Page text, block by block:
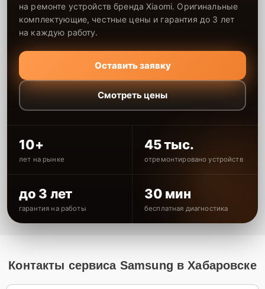
на ремонте устройств бренда Xiaomi. Оригинальные
комплектующие, честные цены и гарантия до 3 лет
на каждую работу.
Оставить заявку
Смотреть цены
10+
лет на рынке
45 тыс.
отремонтировано устройств
до 3 лет
гарантия на работы
30 мин
бесплатная диагностика
Контакты сервиса Samsung в Хабаровске